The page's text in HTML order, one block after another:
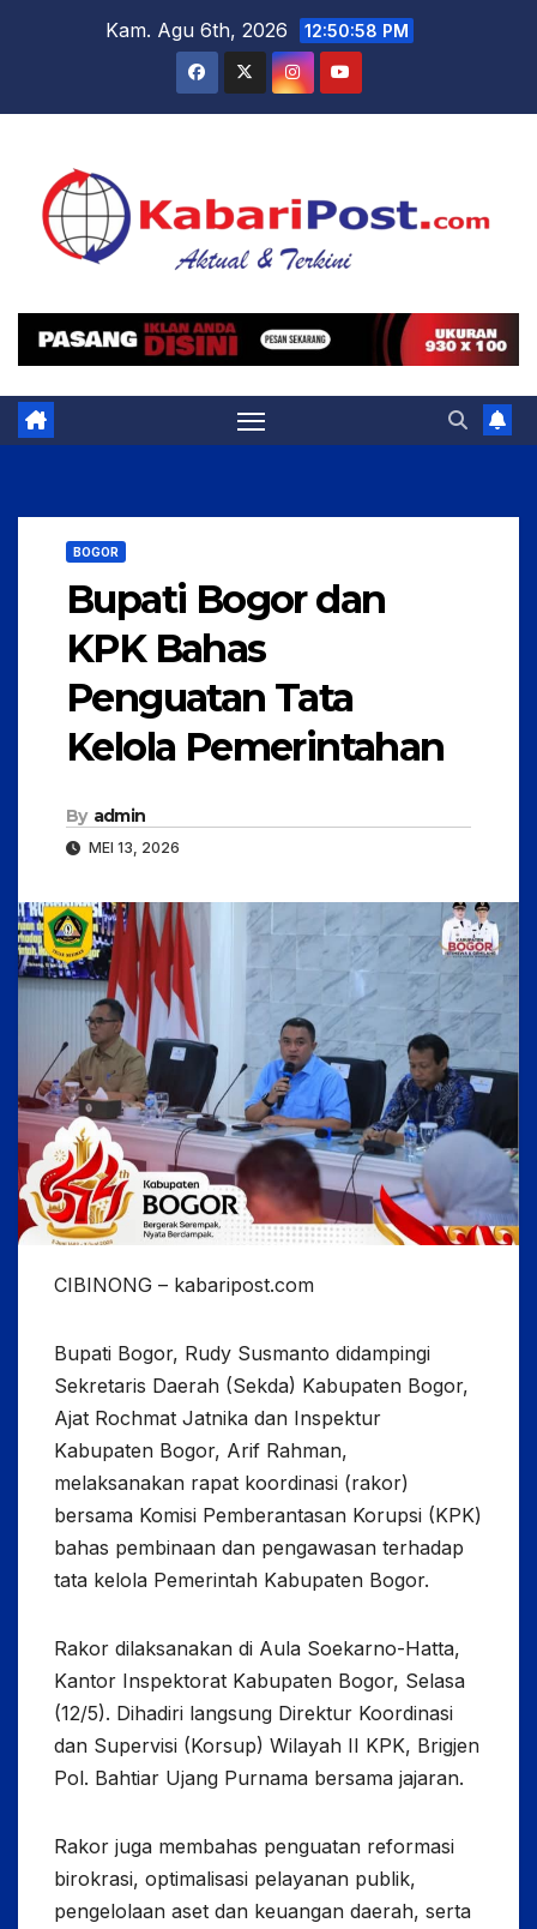
Kam. Agu 6th, 2026 12:51:00 PM
BOGOR
Bupati Bogor dan
KPK Bahas
Penguatan Tata
Kelola Pemerintahan
By admin
MEI 13, 2026
CIBINONG – kabaripost.com
Bupati Bogor, Rudy Susmanto didampingi
Sekretaris Daerah (Sekda) Kabupaten Bogor,
Ajat Rochmat Jatnika dan Inspektur
Kabupaten Bogor, Arif Rahman,
melaksanakan rapat koordinasi (rakor)
bersama Komisi Pemberantasan Korupsi (KPK)
bahas pembinaan dan pengawasan terhadap
tata kelola Pemerintah Kabupaten Bogor.
Rakor dilaksanakan di Aula Soekarno-Hatta,
Kantor Inspektorat Kabupaten Bogor, Selasa
(12/5). Dihadiri langsung Direktur Koordinasi
dan Supervisi (Korsup) Wilayah II KPK, Brigjen
Pol. Bahtiar Ujang Purnama bersama jajaran.
Rakor juga membahas penguatan reformasi
birokrasi, optimalisasi pelayanan publik,
pengelolaan aset dan keuangan daerah, serta